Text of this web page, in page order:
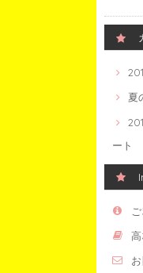
夏
ート